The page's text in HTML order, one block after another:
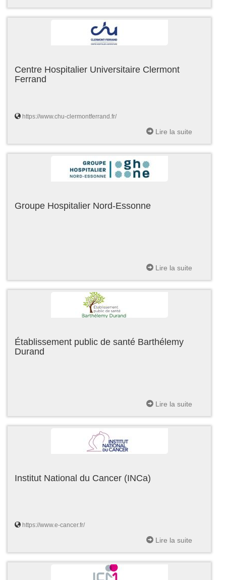
Centre Hospitalier Universitaire Clermont
Ferrand
https://www.chu-clermontferrand.fr/
Lire la suite
Groupe Hospitalier Nord-Essonne
Lire la suite
Établissement public de santé Barthélemy
Durand
Lire la suite
Institut National du Cancer (INCa)
https://www.e-cancer.fr/
Lire la suite